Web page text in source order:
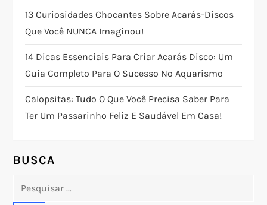
ã
o
d
e
o
s
13 Curiosidades Chocantes Sobre Acarás-Discos
Que Você NUNCA Imaginou!
14 Dicas Essenciais Para Criar Acarás Disco: Um
Guia Completo Para O Sucesso No Aquarismo
Calopsitas: Tudo O Que Você Precisa Saber Para
Ter Um Passarinho Feliz E Saudável Em Casa!
BUSCA
Pesquisar